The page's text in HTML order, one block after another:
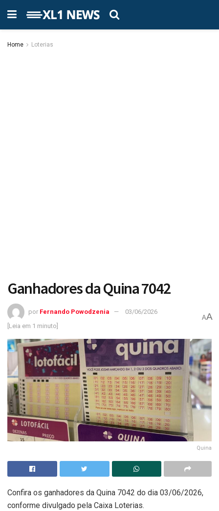
Home Loterias
Ganhadores da Quina 7042
por Fernando Powodzenia
03/06/2026
[Leia em 1 minuto]
AA
Quina
Confira os ganhadores da Quina 7042 do dia 03/06/2026,
conforme divulgado pela Caixa Loterias.